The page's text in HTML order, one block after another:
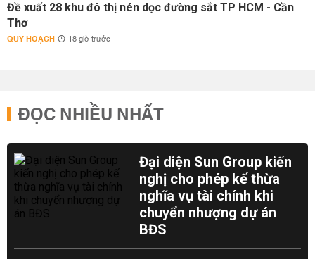
Đề xuất 28 khu đô thị nén dọc đường sắt TP HCM - Cần
Thơ
QUY HOẠCH 18 giờ trước
ĐỌC NHIỀU NHẤT
Đại diện Sun Group kiến
nghị cho phép kế thừa
nghĩa vụ tài chính khi
chuyển nhượng dự án
BĐS